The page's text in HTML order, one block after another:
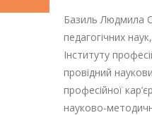
Базиль Людмила
педагогічних
Інституту
провідний
професійної
науково-